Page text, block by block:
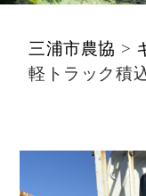
三浦市農協 >
軽トラック積